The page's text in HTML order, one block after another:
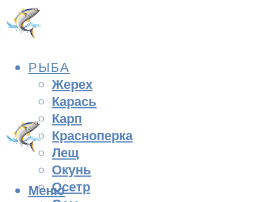
РЫБА
Жерех
Карась
Карп
Красноперка
Лещ
Окунь
Осетр
Меню